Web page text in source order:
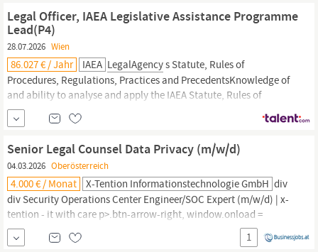
wirtschaftsrechtlichen...
Legal Officer, IAEA Legislative Assistance Programme
Lead(P4)
28.07.2026 Wien
86.027 € / Jahr IAEA LegalAgencys Statute, Rules of
Procedures, Regulations, Practices and PrecedentsKnowledge of
and ability to analyse and apply the IAEA Statute, Rules of
Procedure, Regulations, Practices and Precedent. Qualifications,
Experience and Language skills Higher Degree (e.g. Juris Doctor)
or Advanced Law Degree required, admitted to practice in a
national bar...
Senior Legal Counsel Data Privacy (m/w/d)
04.03.2026 Oberösterreich
4.000 € / Monat X-Tention Informationstechnologie GmbH div
div Security Operations Center Engineer/SOC Expert (m/w/d) | x-
tention - it with care p>.btn-arrow-right, window.onload =
function () Senior
Counsel Data Privacy (m/w/d) Graz,
Klagenfurt, Salzburg, St. Peter/Au, Wels, Wien Intro Deine
1